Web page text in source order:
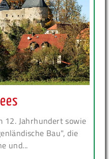
12. Jahrhundert sowie
Bau", die
und...